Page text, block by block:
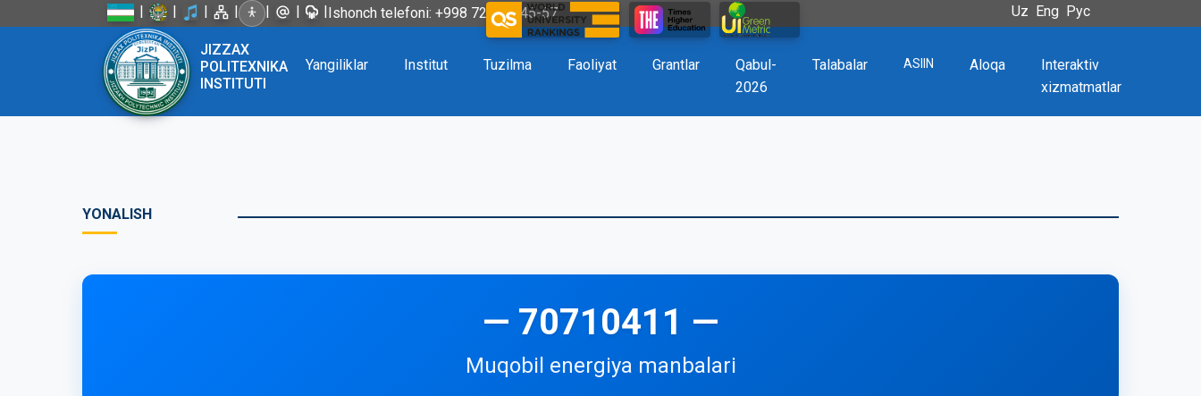
| | | | | | |Ishonch telefoni: +998 72 226-45-57 Uz Eng Рус
JIZZAX
POLITEXNIKA
INSTITUTI
Yangiliklar Institut Tuzilma Faoliyat Grantlar
Qabul-
2026
Talabalar ASIIN Aloqa
Interaktiv
xizmatmatlar
YONALISH
— 70710411 —
Muqobil energiya manbalari